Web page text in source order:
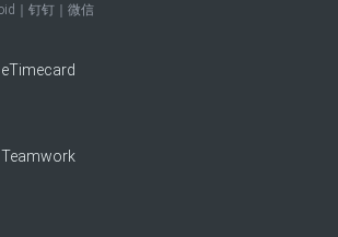
｜钉钉｜微信